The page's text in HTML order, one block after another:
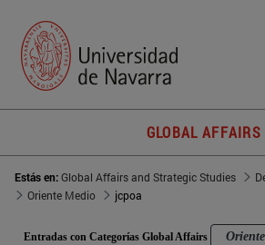
GLOBAL AFFAIRS
Estás en:Global Affairs and Strategic Studies
Oriente Medio
jcpoa
Entradas con Categorías Global Affairs